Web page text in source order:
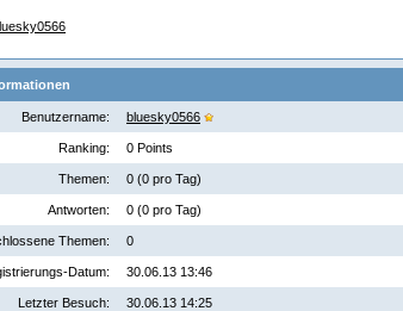
Benutzername: bluesky0566
Ranking: 0 Points
Themen: 0 (0 pro Tag)
Antworten: 0 (0 pro Tag)
Themen: 0
Datum: 30.06.13 13:46
Letzter Besuch: 30.06.13 14:25